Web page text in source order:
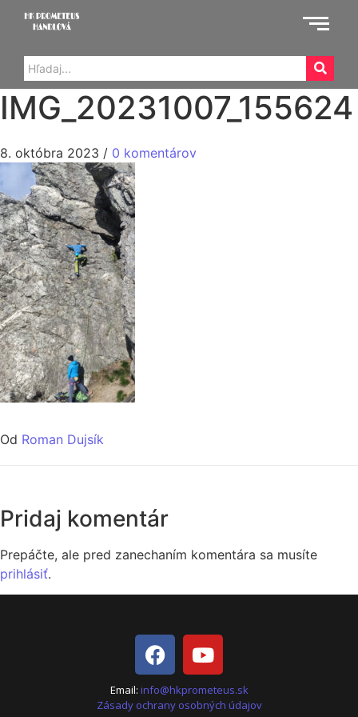
IMG_20231007_155624
8. októbra 2023 / 0 komentárov
Od Roman Dujsík
Pridaj komentár
Prepáčte, ale pred zanechaním komentára sa musíte
prihlásiť.
Email: info@hkprometeus.sk
Zásady ochrany osobných údajov